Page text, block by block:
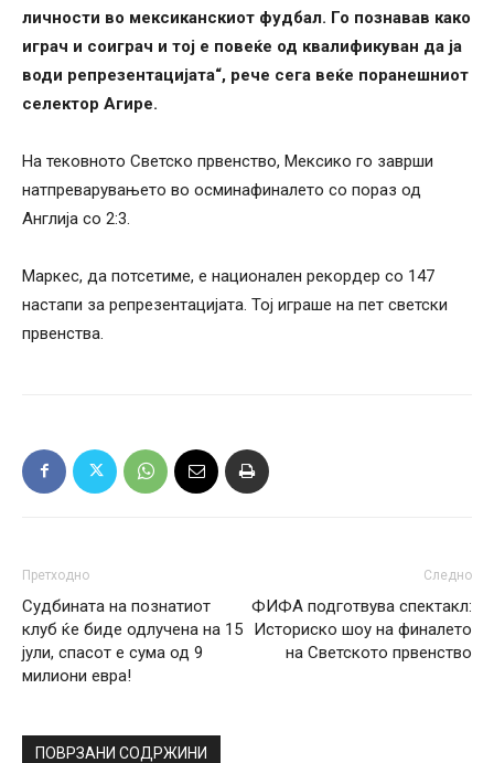
личности во мексиканскиот фудбал. Го познавав како
играч и соиграч и тој е повеќе од квалификуван да ја
води репрезентацијата“, рече сега веќе поранешниот
селектор Агире.
На тековното Светско првенство, Мексико го заврши
натпреварувањето во осминафиналето со пораз од
Англија со 2:3.
Маркес, да потсетиме, е национален рекордер со 147
настапи за репрезентацијата. Тој играше на пет светски
првенства.
Претходно
Судбината на познатиот
клуб ќе биде одлучена на 15
јули, спасот е сума од 9
милиони евра!
Следно
ФИФА подготвува спектакл:
Историско шоу на финалето
на Светското првенство
ПОВРЗАНИ СОДРЖИНИ